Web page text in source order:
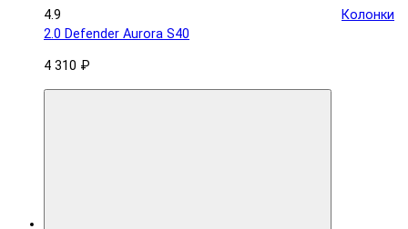
4.9
Колонки
2.0 Defender Aurora S40
4 310 ₽